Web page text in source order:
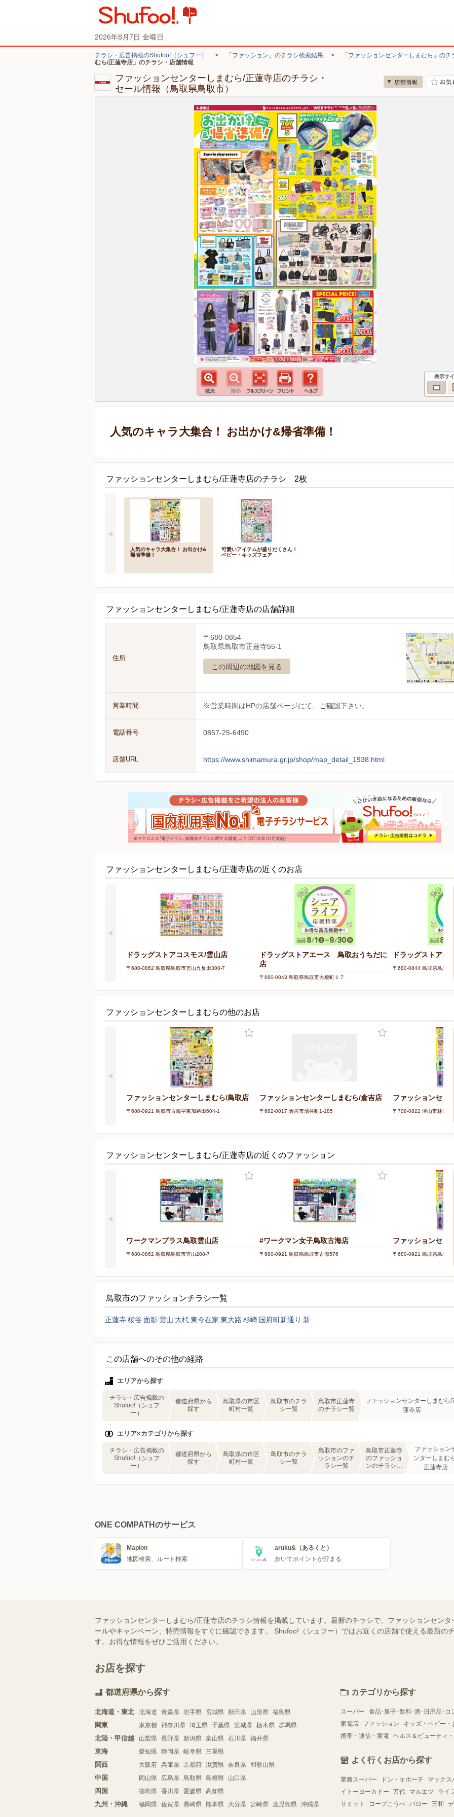
2026年8月7日 金曜日
チラシ・広告掲載のShufoo!（シュフー） > 「ファッション」のチラシ検索結果 > 「ファッションセンターしまむら」の
むら/正蓮寺店」のチラシ・店舗情報
ファッションセンターしまむら/正蓮寺店のチラシ・
セール情報（鳥取県鳥取市）
表示サ
人気のキャラ大集合！ お出かけ&帰省準備！
ファッションセンターしまむら/正蓮寺店のチラシ 2枚
人気のキャラ大集合！ お出かけ&
帰省準備！
可愛いアイテムが盛りだくさん！
ベビー・キッズフェア
ファッションセンターしまむら/正蓮寺店の店舗詳細
住所
〒680-0854
鳥取県鳥取市正蓮寺55-1
この周辺の地図を見る
営業時間 ※営業時間はHPの店舗ページにて、ご確認下さい。
電話番号 0857-25-6490
店舗URL https://www.shimamura.gr.jp/shop/map_detail_1938.html
ファッションセンターしまむら/正蓮寺店の近くのお店
ドラッグストアコスモス/雲山店
〒680-0862 鳥取県鳥取市雲山五反田300-7
ドラッグストアエース 鳥取おうちだに
店
〒680-0043 鳥取県鳥取市大榎町１７
ドラッグストア
〒680-0844 鳥取県鳥取市
ファッションセンターしまむらの他のお店
ファッションセンターしまむら/鳥取店
〒680-0921 鳥取市古海字東加路田604-1
ファッションセンターしまむら/倉吉店
〒682-0017 倉吉市清谷町1-185
ファッションセン
〒708-0822 津山市林田114
ファッションセンターしまむら/正蓮寺店の近くのファッション
ワークマンプラス鳥取雲山店
〒680-0862 鳥取県鳥取市雲山208-7
#ワークマン女子鳥取古海店
〒680-0921 鳥取県鳥取市古海576
ファッションセン
〒680-0921 鳥取県鳥取市
鳥取市のファッションチラシ一覧
正蓮寺桜谷 面影 雲山 大杙東今在家 東大路 杉崎 国府町新通り 新
この店舗へのその他の経路
エリアから探す
チラシ・広告掲載の
Shufoo!（シュフ
ー）
都道府県から
探す
鳥取県の市区
町村一覧
鳥取市のチラ
シ一覧
鳥取市正蓮寺
のチラシ一覧
ファッションセンターしまむら/
蓮寺店
エリア×カテゴリから探す
チラシ・広告掲載の
Shufoo!（シュフ
ー）
都道府県から
探す
鳥取県の市区
町村一覧
鳥取市のチラ
シ一覧
鳥取市のファ
ッションのチ
ラシ一覧
鳥取市正蓮寺
のファッショ
ンのチラシ一
ファッション
ンターしまむ
正蓮寺店
ONE COMPATHのサービス
Mapion
地図検索、ルート検索
aruku&（あるくと）
歩いてポイントが貯まる
ファッションセンターしまむら/正蓮寺店のチラシ情報を掲載しています。最新のチラシで、ファッションセン
ールやキャンペーン、特売情報をすぐに確認できます。 Shufoo!（シュフー）ではお近くの店舗で使える最新の
す。お得な情報をぜひご活用ください。
お店を探す
都道府県から探す
北海道・東北 北海道 青森県 岩手県 宮城県 秋田県 山形県 福島県
関東 東京都 神奈川県 埼玉県 千葉県 茨城県 栃木県 群馬県
北陸・甲信越 山梨県 長野県 新潟県 富山県 石川県 福井県
東海 愛知県 静岡県 岐阜県 三重県
関西 大阪府 兵庫県 京都府 滋賀県 奈良県 和歌山県
中国 岡山県 広島県 鳥取県 島根県 山口県
四国 徳島県 香川県 愛媛県 高知県
九州・沖縄 福岡県 佐賀県 長崎県 熊本県 大分県 宮崎県 鹿児島県 沖縄県
カテゴリから探す
スーパー 食品･菓子･飲料･酒･日用品･コ
家電店
ファッション キッズ・ベビー・
携帯・通信・家電 ヘルス＆ビューティ
よく行くお店から探す
業務スーパー ドン・キホーテ マックス
イトーヨーカドー
万代 マルエツ ライ
サミット
コープこうべ バロー 三和